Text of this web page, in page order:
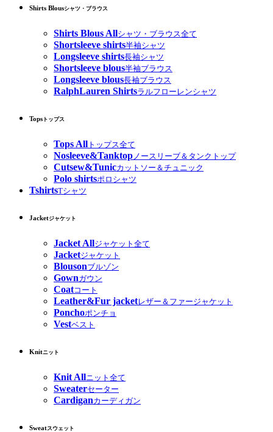
Shirts Blousシャツ・ブラウス
Shirts Blous Allシャツ・ブラウス全て
Shortsleeve shirts半袖シャツ
Longsleeve shirts長袖シャツ
Shortsleeve blous半袖ブラウス
Longsleeve blous長袖ブラウス
RalphLauren Shirtsラルフローレンシャツ
Tops トップス
Tops All トップス全て
Nosleeve&Tanktop ノースリーブ＆タンクトップ
Cutsew&Tunicカットソー＆チュニック
Polo shirtsポロシャツ
TshirtsTシャツ
Jacketジャケット
Jacket Allジャケット全て
Jacketジャケット
Blousonブルゾン
Gownガウン
Coatコート
Leather&Fur jacketレザー＆ファージャケット
Ponchoポンチョ
Vestベスト
Knitニット
Knit Allニット全て
Sweaterセーター
Cardiganカーディガン
Sweatスウェット